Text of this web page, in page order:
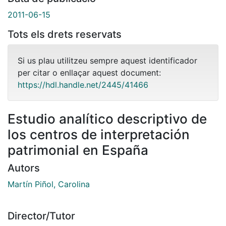
2011-06-15
Tots els drets reservats
Si us plau utilitzeu sempre aquest identificador
per citar o enllaçar aquest document:
https://hdl.handle.net/2445/41466
Estudio analítico descriptivo de
los centros de interpretación
patrimonial en España
Autors
Martín Piñol, Carolina
Director/Tutor